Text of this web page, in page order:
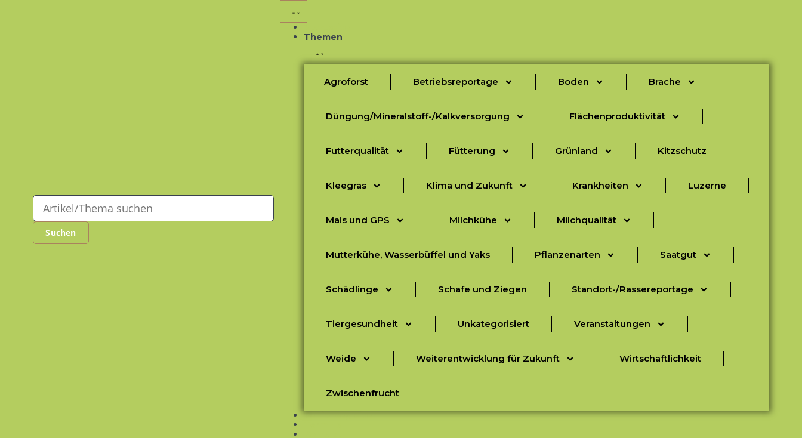
Themen
Agroforst Betriebsreportage Boden Brache
Düngung/Mineralstoff-/Kalkversorgung Flächenproduktivität
Futterqualität Fütterung Grünland Kitzschutz
Kleegras Klima und Zukunft Krankheiten Luzerne
Mais und GPS Milchkühe Milchqualität
Mutterkühe, Wasserbüffel und Yaks Pflanzenarten Saatgut
Schädlinge Schafe und Ziegen Standort-/Rassereportage
Tiergesundheit Unkategorisiert Veranstaltungen
Weide Weiterentwicklung für Zukunft Wirtschaftlichkeit
Zwischenfrucht
Seniorbegleiter